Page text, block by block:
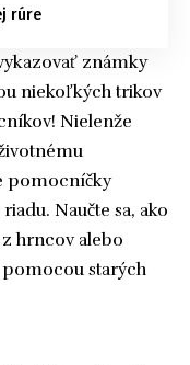
rúre
známky
niekoľkých trikov
Nielenže
pomocníčky
Naučte sa, ako
hrncov alebo
starých